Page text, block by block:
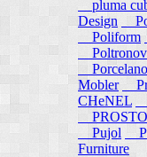
pluma
Design
Poliform
Mobler
CHeNEL
Pujol
Furniture